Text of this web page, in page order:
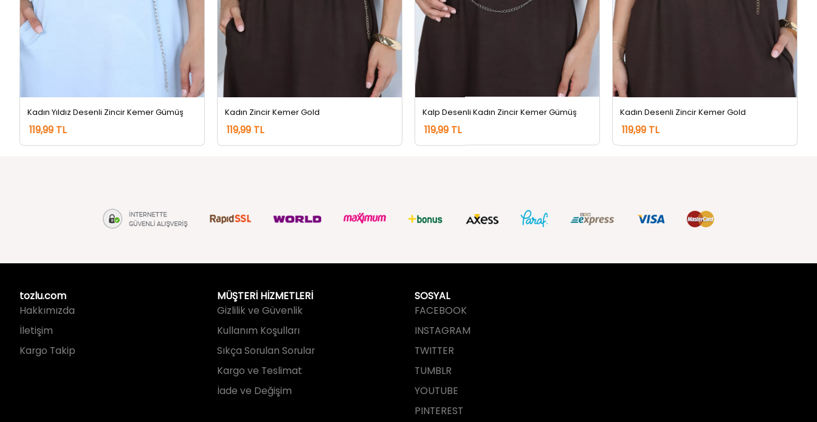
Kadın Yıldız Desenli Zincir Kemer Gümüş
119,99 TL 119,99 TL
Kalp Desenli Kadın Zincir Kemer Gümüş
119,99 TL
Kadın Desenli Zincir Kemer Gold
119,99 TL
tozlu.com
İletişim
Kargo Takip
MÜŞTERİ HİZMETLERİ
Kullanım Koşulları
SOSYAL
INSTAGRAM